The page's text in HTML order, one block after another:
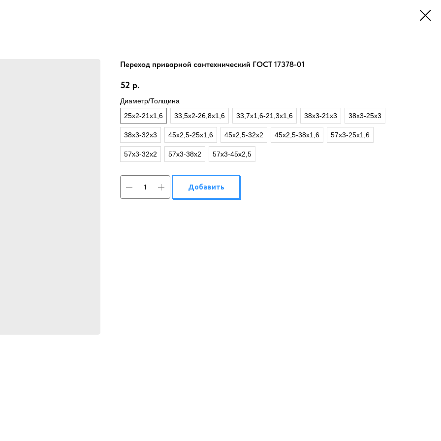
Переход приварной сантехнический ГОСТ 17378-01
52 р.
Диаметр/Толщина
25х2-21х1,6
33,5х2-26,8х1,6 33,7х1,6-21,3х1,6 38х3-21х3 38х3-25х3
38х3-32х3 45х2,5-25х1,6 45х2,5-32х2 45х2,5-38х1,6 57х3-25х1,6
57х3-32х2 57х3-38х2 57х3-45х2,5
Добавить